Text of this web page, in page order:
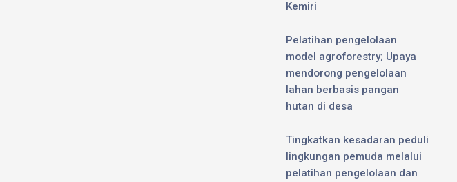
Kemiri
Pelatihan pengelolaan
model agroforestry; Upaya
mendorong pengelolaan
lahan berbasis pangan
hutan di desa
Tingkatkan kesadaran peduli
lingkungan pemuda melalui
pelatihan pengelolaan dan